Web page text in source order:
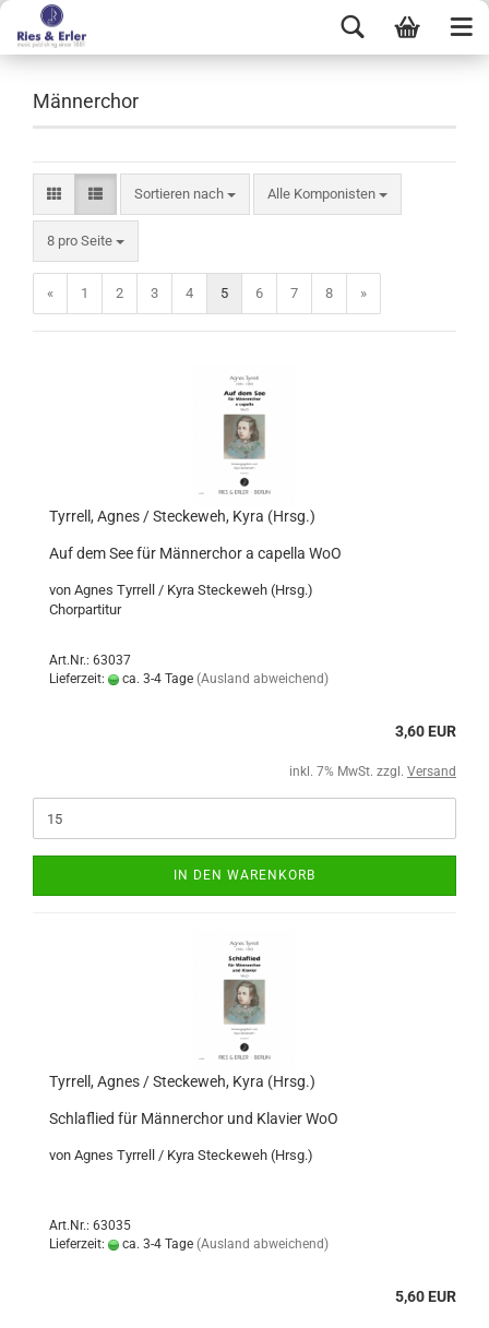
Männerchor
Sortieren nach Alle Komponisten
8 pro Seite
« 1 2 3 4 5 6 7 8 »
Tyrrell, Agnes / Steckeweh, Kyra (Hrsg.)
Auf dem See für Männerchor a capella WoO
von Agnes Tyrrell / Kyra Steckeweh (Hrsg.)
Chorpartitur
Art.Nr.: 63037
Lieferzeit:
ca. 3-4 Tage (Ausland abweichend)
3,60 EUR
inkl. 7% MwSt. zzgl. Versand
IN DEN WARENKORB
Tyrrell, Agnes / Steckeweh, Kyra (Hrsg.)
Schlaflied für Männerchor und Klavier WoO
von Agnes Tyrrell / Kyra Steckeweh (Hrsg.)
Art.Nr.: 63035
Lieferzeit:
ca. 3-4 Tage (Ausland abweichend)
5,60 EUR